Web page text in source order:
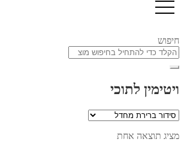
חיפוש
ויטימין לתוכי
מציג תוצאה אחת